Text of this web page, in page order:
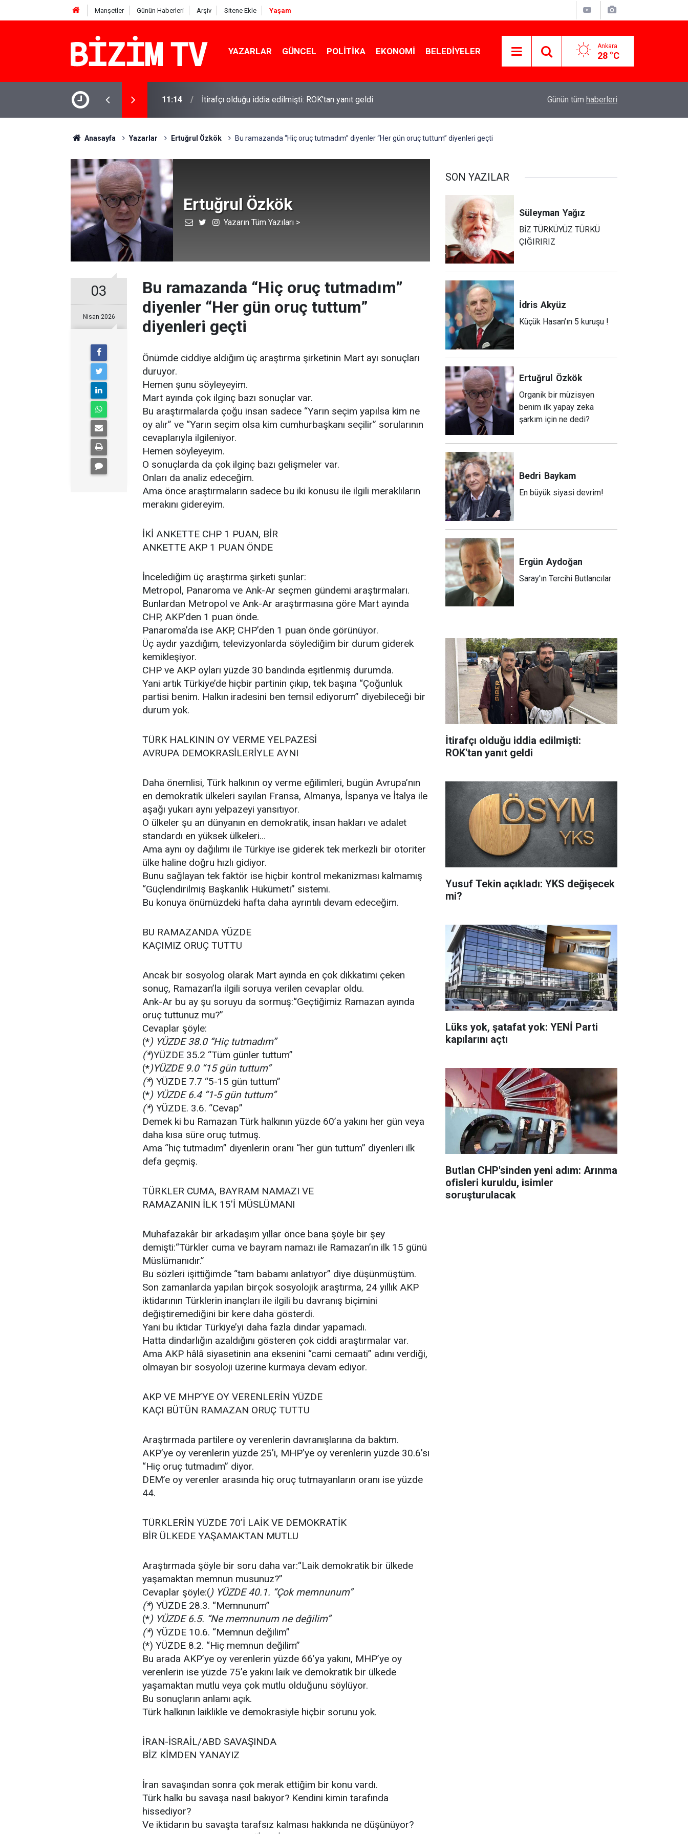
Manşetler Günün Haberleri Arşiv Sitene Ekle Yaşam
YAZARLAR GÜNCEL POLITIKA EKONOMI BELEDIYELER Ankara
28 °C
11:10 Yusuf Tekin açıkladı: YKS değişecek mi? Lüks yok, şatafat yok: YENİ Parti kapılarını açtı
Günün tüm haberleri
Anasayfa Yazarlar Ertuğrul Özkök Bu ramazanda “Hiç oruç tutmadım” diyenler “Her gün oruç tuttum” diyenleri geçti
Ertuğrul Özkök
Yazarın Tüm Yazıları >
03
Nisan 2026
Bu ramazanda “Hiç oruç tutmadım”
diyenler “Her gün oruç tuttum”
diyenleri geçti
Önümde ciddiye aldığım üç araştırma şirketinin Mart ayı sonuçları
duruyor.
Hemen şunu söyleyeyim.
Mart ayında çok ilginç bazı sonuçlar var.
Bu araştırmalarda çoğu insan sadece “Yarın seçim yapılsa kim ne
oy alır” ve “Yarın seçim olsa kim cumhurbaşkanı seçilir” sorularının
cevaplarıyla ilgileniyor.
Hemen söyleyeyim.
O sonuçlarda da çok ilginç bazı gelişmeler var.
Onları da analiz edeceğim.
Ama önce araştırmaların sadece bu iki konusu ile ilgili meraklıların
merakını gidereyim.
İKİ ANKETTE CHP 1 PUAN, BİR
ANKETTE AKP 1 PUAN ÖNDE
İncelediğim üç araştırma şirketi şunlar:
Metropol, Panaroma ve Ank-Ar seçmen gündemi araştırmaları.
Bunlardan Metropol ve Ank-Ar araştırmasına göre Mart ayında
CHP, AKP’den 1 puan önde.
Panaroma’da ise AKP, CHP’den 1 puan önde görünüyor.
Üç aydır yazdığım, televizyonlarda söylediğim bir durum giderek
kemikleşiyor.
CHP ve AKP oyları yüzde 30 bandında eşitlenmiş durumda.
Yani artık Türkiye’de hiçbir partinin çıkıp, tek başına “Çoğunluk
partisi benim. Halkın iradesini ben temsil ediyorum” diyebileceği bir
durum yok.
TÜRK HALKININ OY VERME YELPAZESİ
AVRUPA DEMOKRASİLERİYLE AYNI
Daha önemlisi, Türk halkının oy verme eğilimleri, bugün Avrupa’nın
en demokratik ülkeleri sayılan Fransa, Almanya, İspanya ve İtalya ile
aşağı yukarı aynı yelpazeyi yansıtıyor.
O ülkeler şu an dünyanın en demokratik, insan hakları ve adalet
standardı en yüksek ülkeleri…
Ama aynı oy dağılımı ile Türkiye ise giderek tek merkezli bir otoriter
ülke haline doğru hızlı gidiyor.
Bunu sağlayan tek faktör ise hiçbir kontrol mekanizması kalmamış
“Güçlendirilmiş Başkanlık Hükümeti” sistemi.
Bu konuya önümüzdeki hafta daha ayrıntılı devam edeceğim.
BU RAMAZANDA YÜZDE
KAÇIMIZ ORUÇ TUTTU
Ancak bir sosyolog olarak Mart ayında en çok dikkatimi çeken
sonuç, Ramazan’la ilgili soruya verilen cevaplar oldu.
Ank-Ar bu ay şu soruyu da sormuş:“Geçtiğimiz Ramazan ayında
oruç tuttunuz mu?”
Cevaplar şöyle:
(*) YÜZDE 38.0 “Hiç tutmadım”
(*)YÜZDE 35.2 “Tüm günler tuttum”
(*)YÜZDE 9.0 “15 gün tuttum”
(*) YÜZDE 7.7 “5-15 gün tuttum”
(*) YÜZDE 6.4 “1-5 gün tuttum”
(*) YÜZDE. 3.6. “Cevap”
Demek ki bu Ramazan Türk halkının yüzde 60’a yakını her gün veya
daha kısa süre oruç tutmuş.
Ama “hiç tutmadım” diyenlerin oranı “her gün tuttum” diyenleri ilk
defa geçmiş.
TÜRKLER CUMA, BAYRAM NAMAZI VE
RAMAZANIN İLK 15’İ MÜSLÜMANI
Muhafazakâr bir arkadaşım yıllar önce bana şöyle bir şey
demişti:“Türkler cuma ve bayram namazı ile Ramazan’ın ilk 15 günü
Müslümanıdır.”
Bu sözleri işittiğimde “tam babamı anlatıyor” diye düşünmüştüm.
Son zamanlarda yapılan birçok sosyolojik araştırma, 24 yıllık AKP
iktidarının Türklerin inançları ile ilgili bu davranış biçimini
değiştiremediğini bir kere daha gösterdi.
Yani bu iktidar Türkiye’yi daha fazla dindar yapamadı.
Hatta dindarlığın azaldığını gösteren çok ciddi araştırmalar var.
Ama AKP hâlâ siyasetinin ana eksenini “cami cemaati” adını verdiği,
olmayan bir sosyoloji üzerine kurmaya devam ediyor.
AKP VE MHP’YE OY VERENLERİN YÜZDE
KAÇI BÜTÜN RAMAZAN ORUÇ TUTTU
Araştırmada partilere oy verenlerin davranışlarına da baktım.
AKP’ye oy verenlerin yüzde 25’i, MHP’ye oy verenlerin yüzde 30.6’sı
“Hiç oruç tutmadım” diyor.
DEM’e oy verenler arasında hiç oruç tutmayanların oranı ise yüzde
44.
TÜRKLERİN YÜZDE 70’İ LAİK VE DEMOKRATİK
BİR ÜLKEDE YAŞAMAKTAN MUTLU
Araştırmada şöyle bir soru daha var:“Laik demokratik bir ülkede
yaşamaktan memnun musunuz?”
Cevaplar şöyle:() YÜZDE 40.1. “Çok memnunum”
(*) YÜZDE 28.3. “Memnunum”
(*) YÜZDE 6.5. “Ne memnunum ne değilim”
(*) YÜZDE 10.6. “Memnun değilim”
(*) YÜZDE 8.2. “Hiç memnun değilim”
Bu arada AKP’ye oy verenlerin yüzde 66’ya yakını, MHP’ye oy
verenlerin ise yüzde 75’e yakını laik ve demokratik bir ülkede
yaşamaktan mutlu veya çok mutlu olduğunu söylüyor.
Bu sonuçların anlamı açık.
Türk halkının laiklikle ve demokrasiyle hiçbir sorunu yok.
İRAN-İSRAİL/ABD SAVAŞINDA
BİZ KİMDEN YANAYIZ
İran savaşından sonra çok merak ettiğim bir konu vardı.
Türk halkı bu savaşa nasıl bakıyor? Kendini kimin tarafında
hissediyor?
Ve iktidarın bu savaşta tarafsız kalması hakkında ne düşünüyor?
SON YAZILAR
Süleyman Yağız
BİZ TÜRKÜYÜZ TÜRKÜ
ÇIĞIRIRIZ
İdris Akyüz
Küçük Hasan’ın 5 kuruşu !
Ertuğrul Özkök
Organik bir müzisyen
benim ilk yapay zeka
şarkım için ne dedi?
Bedri Baykam
En büyük siyasi devrim!
Ergün Aydoğan
Saray'ın Tercihi Butlancılar
İtirafçı olduğu iddia edilmişti:
ROK'tan yanıt geldi
Yusuf Tekin açıkladı: YKS değişecek
mi?
Lüks yok, şatafat yok: YENİ Parti
kapılarını açtı
Butlan CHP'sinden yeni adım: Arınma
ofisleri kuruldu, isimler
soruşturulacak